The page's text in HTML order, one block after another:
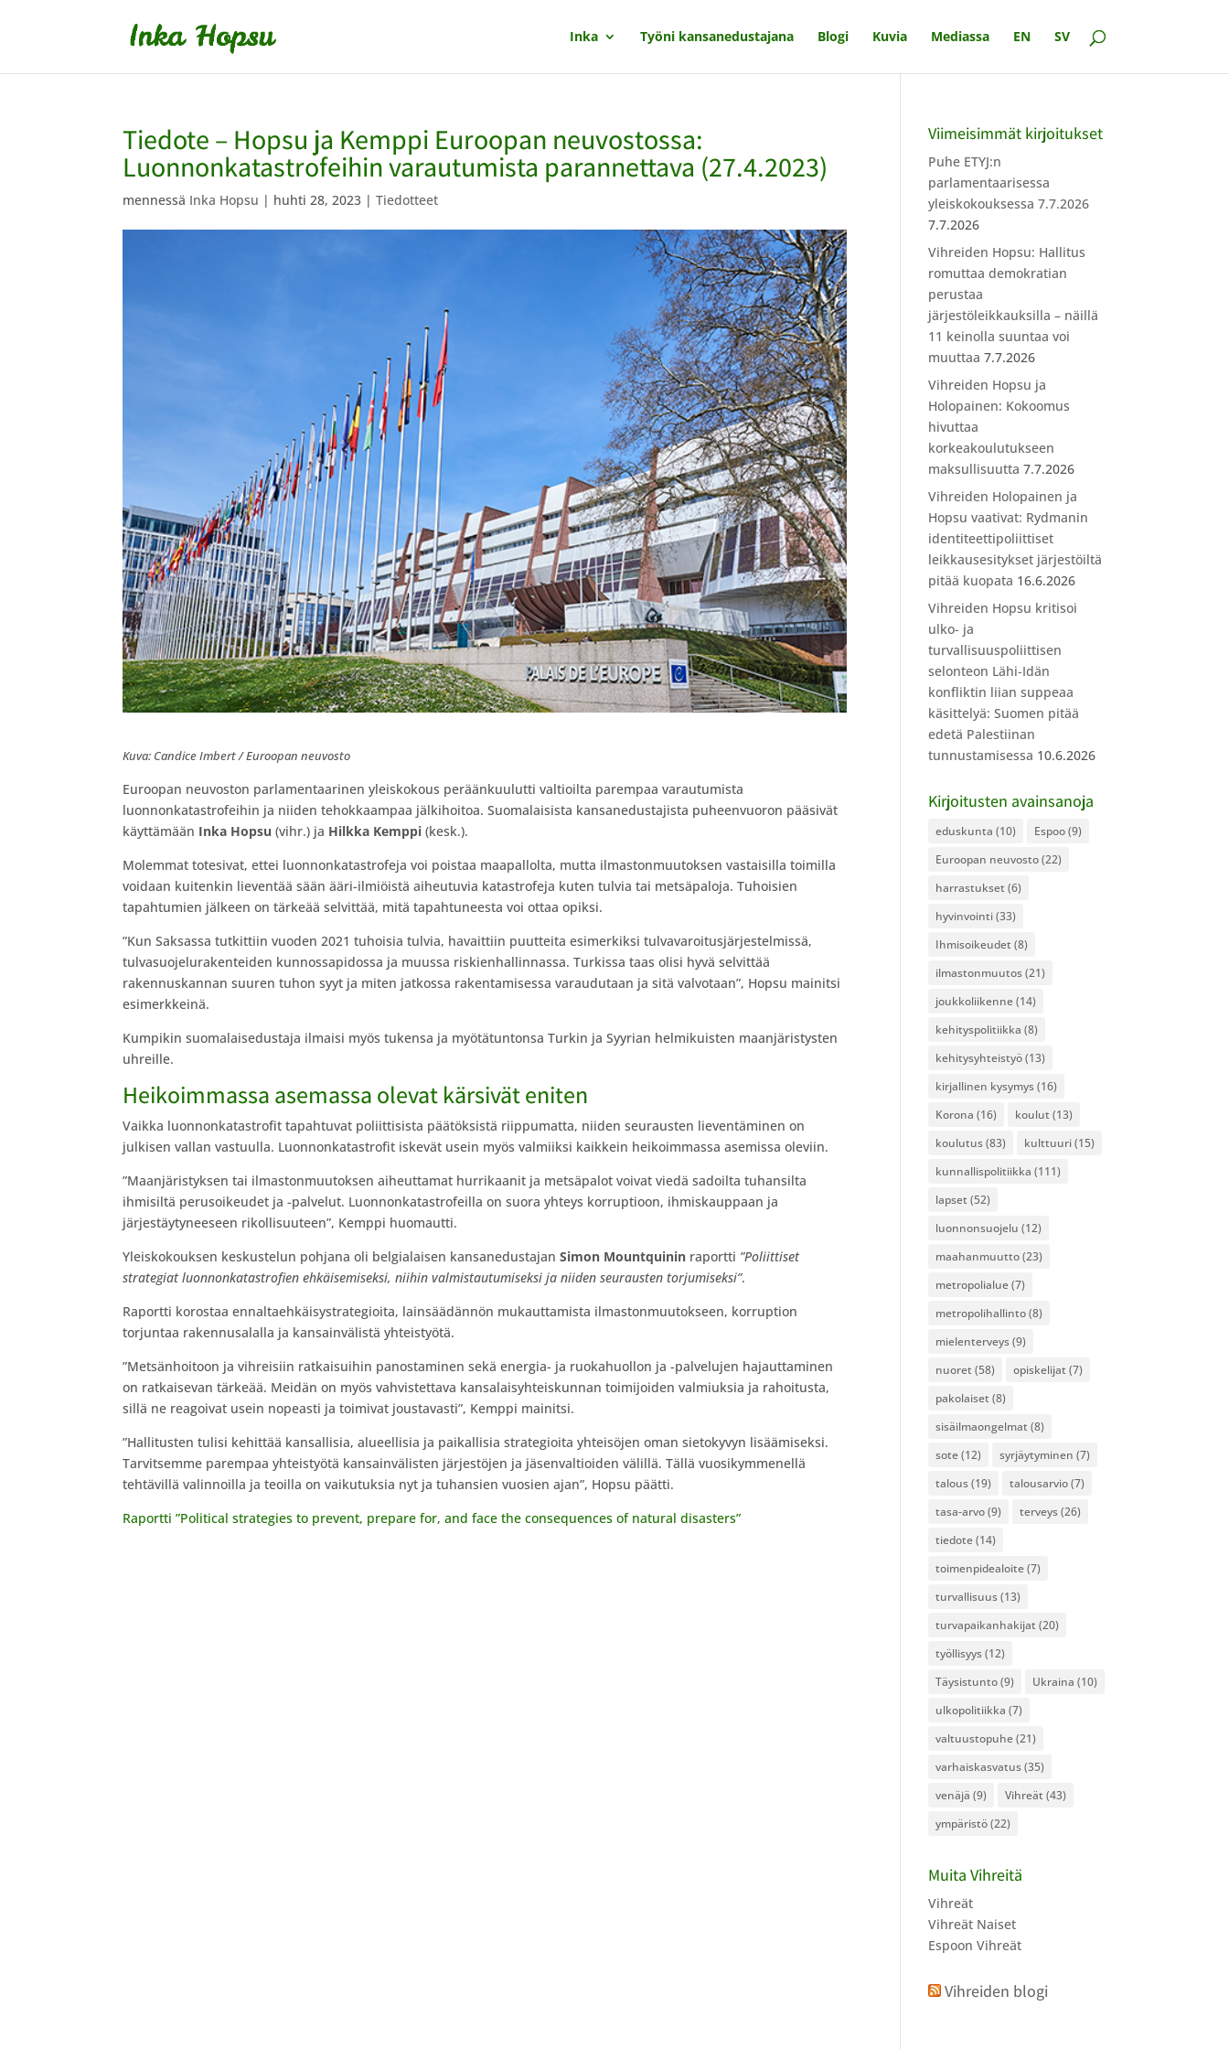
Inka Työni kansanedustajana Blogi Kuvia Mediassa EN SV
Tiedote – Hopsu ja Kemppi Euroopan neuvostossa:
Luonnonkatastrofeihin varautumista parannettava (27.4.2023)
mennessä Inka Hopsu | huhti 28, 2023 |Tiedotteet
​Kuva: Candice Imbert / Euroopan neuvosto
Euroopan neuvoston parlamentaarinen yleiskokous peräänkuulutti valtioilta parempaa varautumista
luonnonkatastrofeihin ja niiden tehokkaampaa jälkihoitoa. Suomalaisista kansanedustajista puheenvuoron pääsivät
käyttämään Inka Hopsu (vihr.) ja Hilkka Kemppi(kesk.).
Molemmat totesivat, ettei luonnonkatastrofeja voi poistaa maapallolta, mutta ilmastonmuutoksen vastaisilla toimilla
voidaan kuitenkin lieventää sään ääri-ilmiöistä aiheutuvia katastrofeja kuten tulvia tai metsäpaloja. Tuhoisien
tapahtumien jälkeen on tärkeää selvittää, mitä tapahtuneesta voi ottaa opiksi.
”Kun Saksassa tutkittiin vuoden 2021 tuhoisia tulvia, havaittiin puutteita esimerkiksi tulvavaroitusjärjestelmissä,
tulvasuojelurakenteiden kunnossapidossa ja muussa riskienhallinnassa. Turkissa taas olisi hyvä selvittää
rakennuskannan suuren tuhon syyt ja miten jatkossa rakentamisessa varaudutaan ja sitä valvotaan”, Hopsu mainitsi
esimerkkeinä.
Kumpikin suomalaisedustaja ilmaisi myös tukensa ja myötätuntonsa Turkin ja Syyrian helmikuisten maanjäristysten
uhreille.
Heikoimmassa asemassa olevat kärsivät eniten
Vaikka luonnonkatastrofit tapahtuvat poliittisista päätöksistä riippumatta, niiden seurausten lieventäminen on
julkisen vallan vastuulla. Luonnonkatastrofit iskevät usein myös valmiiksi kaikkein heikoimmassa asemissa oleviin.
”Maanjäristyksen tai ilmastonmuutoksen aiheuttamat hurrikaanit ja metsäpalot voivat viedä sadoilta tuhansilta
ihmisiltä perusoikeudet ja -palvelut. Luonnonkatastrofeilla on suora yhteys korruptioon, ihmiskauppaan ja
järjestäytyneeseen rikollisuuteen”, Kemppi huomautti.
Yleiskokouksen keskustelun pohjana oli belgialaisen kansanedustajanSimon Mountquinin raportti ”Poliittiset
strategiat luonnonkatastrofien ehkäisemiseksi, niihin valmistautumiseksi ja niiden seurausten torjumiseksi”.
Raportti korostaa ennaltaehkäisystrategioita, lainsäädännön mukauttamista ilmastonmuutokseen, korruption
torjuntaa rakennusalalla ja kansainvälistä yhteistyötä.
”Metsänhoitoon ja vihreisiin ratkaisuihin panostaminen sekä energia- ja ruokahuollon ja -palvelujen hajauttaminen
on ratkaisevan tärkeää. Meidän on myös vahvistettava kansalaisyhteiskunnan toimijoiden valmiuksia ja rahoitusta,
sillä ne reagoivat usein nopeasti ja toimivat joustavasti”, Kemppi mainitsi.
”Hallitusten tulisi kehittää kansallisia, alueellisia ja paikallisia strategioita yhteisöjen oman sietokyvyn lisäämiseksi.
Tarvitsemme parempaa yhteistyötä kansainvälisten järjestöjen ja jäsenvaltioiden välillä. Tällä vuosikymmenellä
tehtävillä valinnoilla ja teoilla on vaikutuksia nyt ja tuhansien vuosien ajan”, Hopsu päätti.
Raportti ”Political strategies to prevent, prepare for, and face the consequences of natural disasters”​
Viimeisimmät kirjoitukset
Puhe ETYJ:n
parlamentaarisessa
yleiskokouksessa 7.7.2026
7.7.2026
Vihreiden Hopsu: Hallitus
romuttaa demokratian
perustaa
järjestöleikkauksilla – näillä
11 keinolla suuntaa voi
muuttaa 7.7.2026
Vihreiden Hopsu ja
Holopainen: Kokoomus
hivuttaa
korkeakoulutukseen
maksullisuutta 7.7.2026
Vihreiden Holopainen ja
Hopsu vaativat: Rydmanin
identiteettipoliittiset
leikkausesitykset järjestöiltä
pitää kuopata 16.6.2026
Vihreiden Hopsu kritisoi
ulko- ja
turvallisuuspoliittisen
selonteon Lähi-Idän
konfliktin liian suppeaa
käsittelyä: Suomen pitää
edetä Palestiinan
tunnustamisessa 10.6.2026
Kirjoitusten avainsanoja
eduskunta (10) Espoo(9)
Euroopan neuvosto(22)
harrastukset (6)
hyvinvointi(33)
Ihmisoikeudet (8)
ilmastonmuutos(21)
joukkoliikenne(14)
kehityspolitiikka (8)
kehitysyhteistyö(13)
kirjallinen kysymys(16)
Korona (16) koulut (13)
koulutus(83) kulttuuri(15)
kunnallispolitiikka (111)
lapset (52)
luonnonsuojelu (12)
maahanmuutto(23)
metropolialue(7)
metropolihallinto(8)
mielenterveys(9)
nuoret (58) opiskelijat (7)
pakolaiset (8)
sisäilmaongelmat (8)
sote(12) syrjäytyminen (7)
talous(19) talousarvio(7)
tasa-arvo(9) terveys(26)
tiedote(14)
toimenpidealoite(7)
turvallisuus(13)
turvapaikanhakijat (20)
työllisyys(12)
Täysistunto(9) Ukraina (10)
ulkopolitiikka (7)
valtuustopuhe(21)
varhaiskasvatus(35)
venäjä (9) Vihreät (43)
ympäristö(22)
Muita Vihreitä
Vihreät
Vihreät Naiset
Espoon Vihreät
Vihreiden blogi